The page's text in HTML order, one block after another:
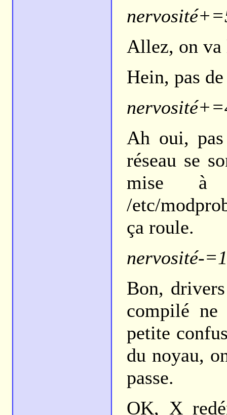
Allez, on va
Hein, pas
Ah oui,
réseau se
mise à
/etc/
ça roule.
nervosité-=1
Bon,
compilé ne
petite
du noyau,
passe.
OK, X